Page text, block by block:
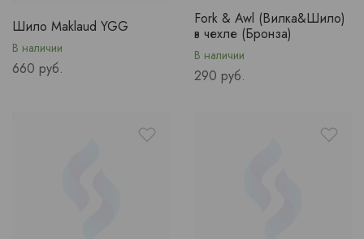
Шило Maklaud YGG
В наличии
Price
660 руб.
Fork & Awl (Вилка&Шило)
в чехле (Бронза)
В наличии
Price
290 руб.